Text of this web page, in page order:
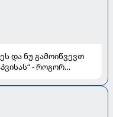
და ნუ გამოიწვევთ
- როგორ